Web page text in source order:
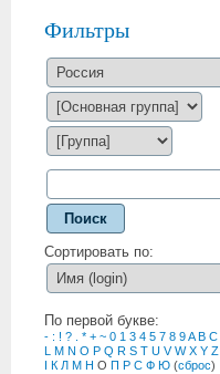
Фильтры
Поиск
Сортировать по:
По первой букве:
- : ! ? * + ~ 0 1 3 4 5 7 8 9A B C
M N O P Q R S T U V W X Y Z
К Л М Н О П Р С Ф Ю (сброс)